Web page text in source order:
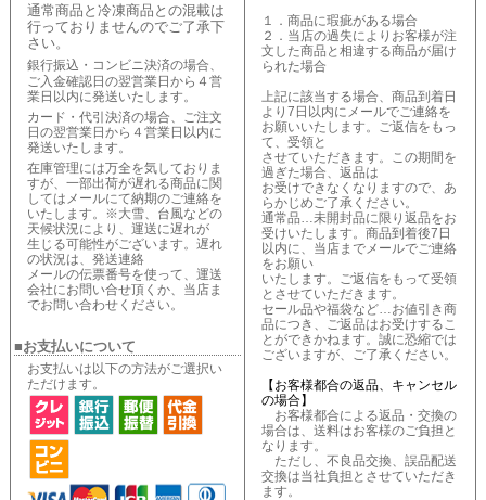
通常商品と冷凍商品との混載は
行っておりませんのでご了承下
さい。
銀行振込・コンビニ決済の場合、
ご入金確認日の翌営業日から４営
業日以内に発送いたします。
カード・代引決済の場合、ご注文
日の翌営業日から４営業日以内に
発送いたします。
在庫管理には万全を気しておりま
すが、一部出荷が遅れる商品に関
してはメールにて納期のご連絡を
いたします。※大雪、台風などの
天候状況により、運送に遅れが
生じる可能性がございます。遅れ
の状況は、発送連絡
メールの伝票番号を使って、運送
会社にお問い合せ頂くか、当店ま
でお問い合わせください。
■お支払いについて
お支払いは以下の方法がご選択い
ただけます。
１．商品に瑕疵がある場合
２．当店の過失によりお客様が注
文した商品と相違する商品が届け
られた場合
上記に該当する場合、商品到着日
より7日以内にメールでご連絡を
お願いいたします。ご返信をもっ
て、受領と
させていただきます。この期間を
過ぎた場合、返品は
お受けできなくなりますので、あ
らかじめご了承ください。
通常品…未開封品に限り返品をお
受けいたします。商品到着後7日
以内に、当店までメールでご連絡
をお願い
いたします。ご返信をもって受領
とさせていただきます。
セール品や福袋など…お値引き商
品につき、ご返品はお受けするこ
とができかねます。誠に恐縮では
ございますが、ご了承ください。
【お客様都合の返品、キャンセル
の場合】
お客様都合による返品・交換の
場合は、送料はお客様のご負担と
なります。
ただし、不良品交換、誤品配送
交換は当社負担とさせていただき
ます。